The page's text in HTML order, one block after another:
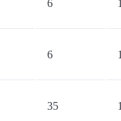
6
6
35